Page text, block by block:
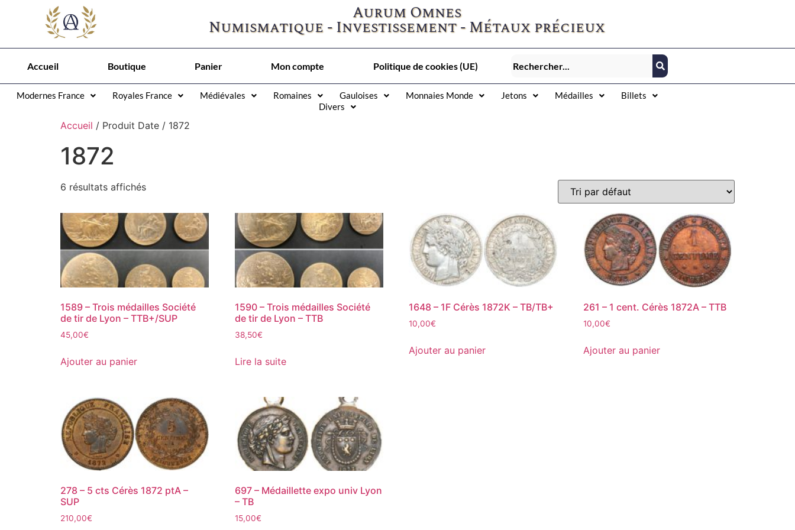
Aurum Omnes
Numismatique - Investissement - Métaux précieux
Accueil Boutique Panier Mon compte Politique de cookies (UE)
Modernes France Royales France Médiévales Romaines Gauloises Monnaies Monde Jetons Médailles
Billets
Divers
Accueil / Produit Date / 1872
1872
6 résultats affichés
1589 – Trois médailles Société
de tir de Lyon – TTB+/SUP
45,00€
Ajouter au panier
1590 – Trois médailles Société
de tir de Lyon – TTB
38,50€
Lire la suite
1648 – 1F Cérès 1872K – TB/TB+
10,00€
Ajouter au panier
261 – 1 cent. Cérès 1872A – TTB
10,00€
Ajouter au panier
278 – 5 cts Cérès 1872 ptA –
SUP
210,00€
697 – Médaillette expo univ Lyon
– TB
15,00€